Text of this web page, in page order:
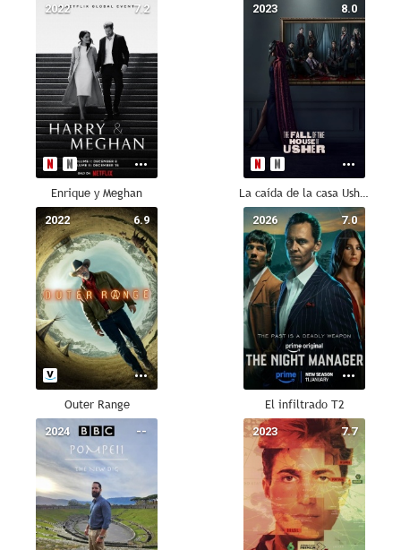
7.2
2022
Enrique y Meghan
8.0
2023
La caída de la casa Usher
6.9
2022
Outer Range
7.0
2026
El infiltrado T2
--
2024 7.7
2023